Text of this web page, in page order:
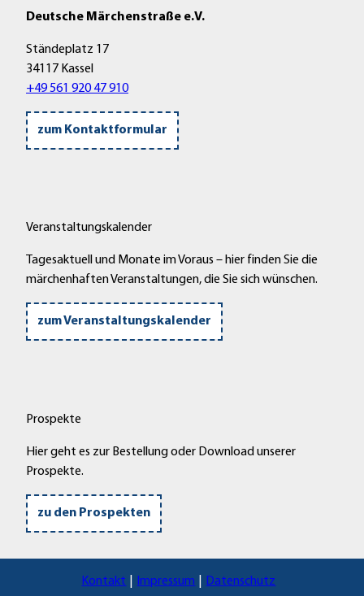
Deutsche Märchenstraße e.V.
Ständeplatz 17
34117 Kassel
+49 561 920 47 910
zum Kontaktformular
Veranstaltungskalender
Tagesaktuell und Monate im Voraus – hier finden Sie die
märchenhaften Veranstaltungen, die Sie sich wünschen.
zum Veranstaltungskalender
Prospekte
Hier geht es zur Bestellung oder Download unserer
Prospekte.
zu den Prospekten
Kontakt Impressum Datenschutz